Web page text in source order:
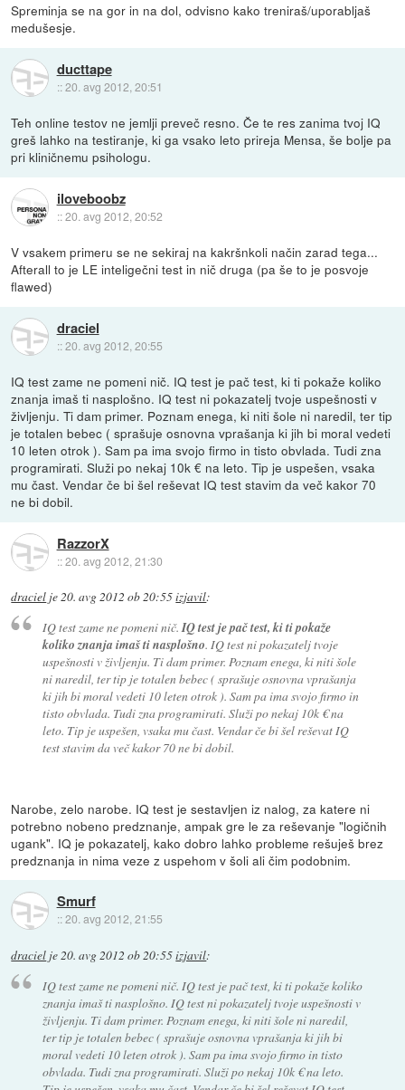
Spreminja se na gor in na dol, odvisno kako treniraš/uporabljaš
medušesje.
ducttape
::20. avg 2012, 20:51
Teh online testov ne jemlji preveč resno. Če te res zanima tvoj IQ
greš lahko na testiranje, ki ga vsako leto prireja Mensa, še bolje pa
pri kliničnemu psihologu.
iloveboobz
::20. avg 2012, 20:52
V vsakem primeru se ne sekiraj na kakršnkoli način zarad tega...
Afterall to je LE inteligečni test in nič druga (pa še to je posvoje
flawed)
draciel
::20. avg 2012, 20:55
IQ test zame ne pomeni nič. IQ test je pač test, ki ti pokaže koliko
znanja imaš ti nasplošno. IQ test ni pokazatelj tvoje uspešnosti v
življenju. Ti dam primer. Poznam enega, ki niti šole ni naredil, ter tip
je totalen bebec ( sprašuje osnovna vprašanja ki jih bi moral vedeti
10 leten otrok ). Sam pa ima svojo firmo in tisto obvlada. Tudi zna
programirati. Služi po nekaj 10k € na leto. Tip je uspešen, vsaka
mu čast. Vendar če bi šel reševat IQ test stavim da več kakor 70
ne bi dobil.
RazzorX
::20. avg 2012, 21:30
draciel je20. avg 2012 ob 20:55izjavil:
IQ test zame ne pomeni nič.IQ test je pač test, ki ti pokaže
koliko znanja imaš ti nasplošno. IQ test ni pokazatelj tvoje
uspešnosti v življenju. Ti dam primer. Poznam enega, ki niti šole
ni naredil, ter tip je totalen bebec ( sprašuje osnovna vprašanja
ki jih bi moral vedeti 10 leten otrok ). Sam pa ima svojo firmo in
tisto obvlada. Tudi zna programirati. Služi po nekaj 10k € na
leto. Tip je uspešen, vsaka mu čast. Vendar če bi šel reševat IQ
test stavim da več kakor 70 ne bi dobil.
Narobe, zelo narobe. IQ test je sestavljen iz nalog, za katere ni
potrebno nobeno predznanje, ampak gre le za reševanje "logičnih
ugank". IQ je pokazatelj, kako dobro lahko probleme rešuješ brez
predznanja in nima veze z uspehom v šoli ali čim podobnim.
Smurf
::20. avg 2012, 21:55
draciel je20. avg 2012 ob 20:55izjavil:
IQ test zame ne pomeni nič. IQ test je pač test, ki ti pokaže koliko
znanja imaš ti nasplošno. IQ test ni pokazatelj tvoje uspešnosti v
življenju. Ti dam primer. Poznam enega, ki niti šole ni naredil,
ter tip je totalen bebec ( sprašuje osnovna vprašanja ki jih bi
moral vedeti 10 leten otrok ). Sam pa ima svojo firmo in tisto
obvlada. Tudi zna programirati. Služi po nekaj 10k € na leto.